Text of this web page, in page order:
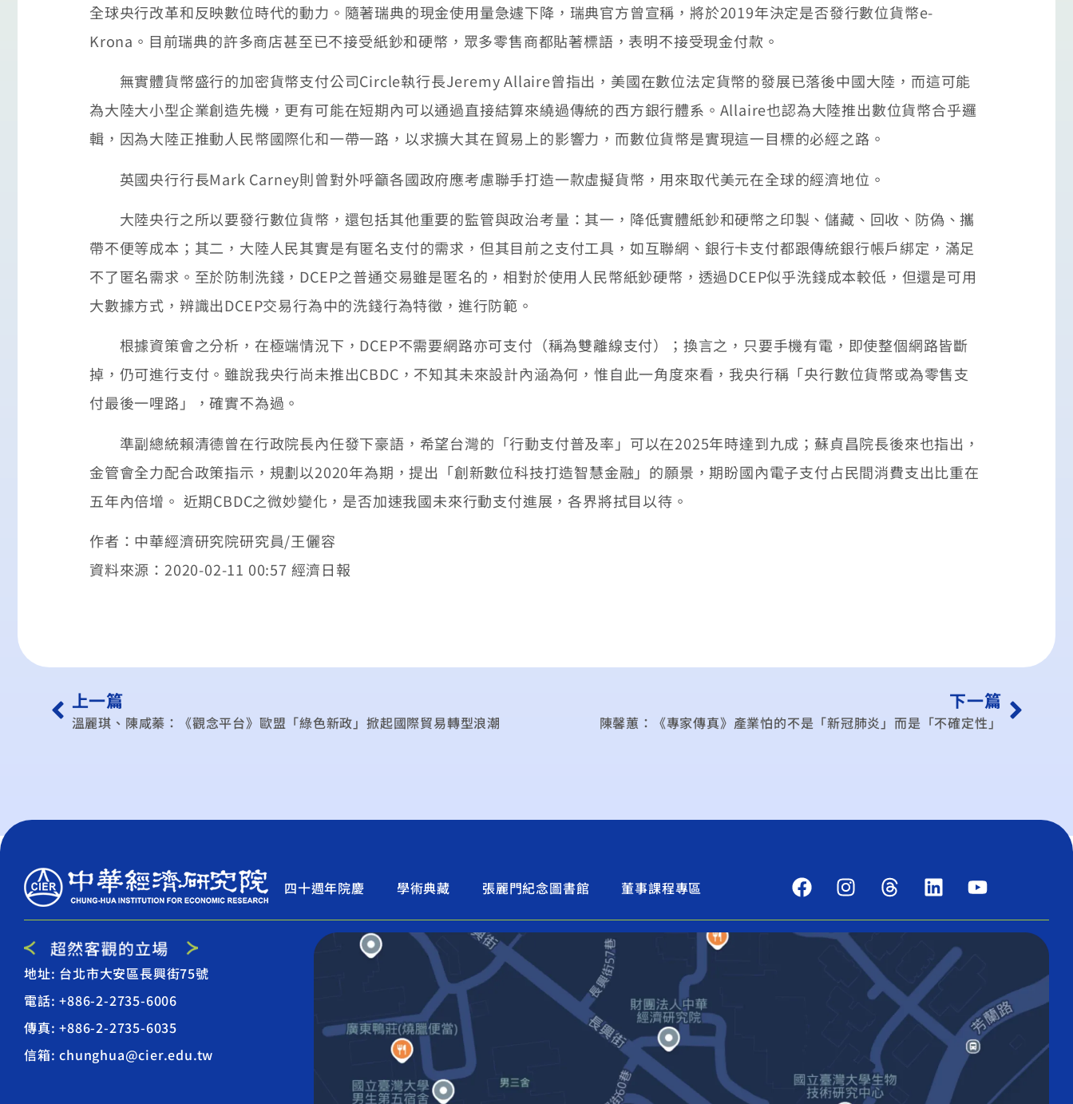
全球央行改革和反映數位時代的動力。隨著瑞典的現金使用量急遽下降，瑞典官方曾宣稱，將於2019年決定是否發行數位貨幣e-
Krona。目前瑞典的許多商店甚至已不接受紙鈔和硬幣，眾多零售商都貼著標語，表明不接受現金付款。
無實體貨幣盛行的加密貨幣支付公司Circle執行長Jeremy Allaire曾指出，美國在數位法定貨幣的發展已落後中國大陸，而這可能
為大陸大小型企業創造先機，更有可能在短期內可以通過直接結算來繞過傳統的西方銀行體系。Allaire也認為大陸推出數位貨幣合乎邏
輯，因為大陸正推動人民幣國際化和一帶一路，以求擴大其在貿易上的影響力，而數位貨幣是實現這一目標的必經之路。
英國央行行長Mark Carney則曾對外呼籲各國政府應考慮聯手打造一款虛擬貨幣，用來取代美元在全球的經濟地位。
大陸央行之所以要發行數位貨幣，還包括其他重要的監管與政治考量：其一，降低實體紙鈔和硬幣之印製、儲藏、回收、防偽、攜
帶不便等成本；其二，大陸人民其實是有匿名支付的需求，但其目前之支付工具，如互聯網、銀行卡支付都跟傳統銀行帳戶綁定，滿足
不了匿名需求。至於防制洗錢，DCEP之普通交易雖是匿名的，相對於使用人民幣紙鈔硬幣，透過DCEP似乎洗錢成本較低，但還是可用
大數據方式，辨識出DCEP交易行為中的洗錢行為特徵，進行防範。
根據資策會之分析，在極端情況下，DCEP不需要網路亦可支付（稱為雙離線支付）；換言之，只要手機有電，即使整個網路皆斷
掉，仍可進行支付。雖說我央行尚未推出CBDC，不知其未來設計內涵為何，惟自此一角度來看，我央行稱「央行數位貨幣或為零售支
付最後一哩路」，確實不為過。
準副總統賴清德曾在行政院長內任發下豪語，希望台灣的「行動支付普及率」可以在2025年時達到九成；蘇貞昌院長後來也指出，
金管會全力配合政策指示，規劃以2020年為期，提出「創新數位科技打造智慧金融」的願景，期盼國內電子支付占民間消費支出比重在
五年內倍增。 近期CBDC之微妙變化，是否加速我國未來行動支付進展，各界將拭目以待。
作者：中華經濟研究院研究員/王儷容
資料來源：2020-02-11 00:57 經濟日報
上一篇
溫麗琪、陳咸蓁：《觀念平台》歐盟「綠色新政」掀起國際貿易轉型浪潮
下一篇
陳馨蕙：《專家傳真》產業怕的不是「新冠肺炎」而是「不確定性」
四十週年院慶 學術典藏 張麗門紀念圖書館 董事課程專區
地址: 台北市大安區長興街75號
電話: +886-2-2735-6006
傳真: +886-2-2735-6035
信箱: chunghua@cier.edu.tw